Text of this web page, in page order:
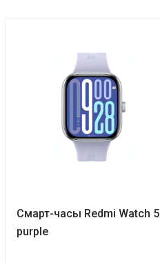
Смарт-часы Redmi Watch 5
purple